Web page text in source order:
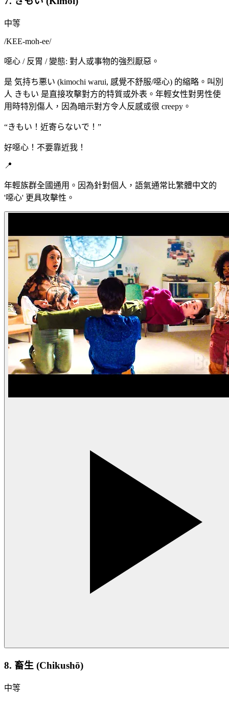
中等
/KEE-moh-ee/
噁心 / 反胃 / 變態: 對人或事物的強烈厭惡。
是 気持ち悪い (kimochi warui, 感覺不舒服/噁心) 的縮略。叫別
人 きもい 是直接攻擊對方的特質或外表。年輕女性對男性使
用時特別傷人，因為暗示對方令人反感或很 creepy。
“きもい！近寄らないで！ ”
好噁心！不要靠近我！
📍
年輕族群全國通用。因為針對個人，語氣通常比繁體中文的
'噁心' 更具攻擊性。
8. 畜生 (Chikushō)
中等